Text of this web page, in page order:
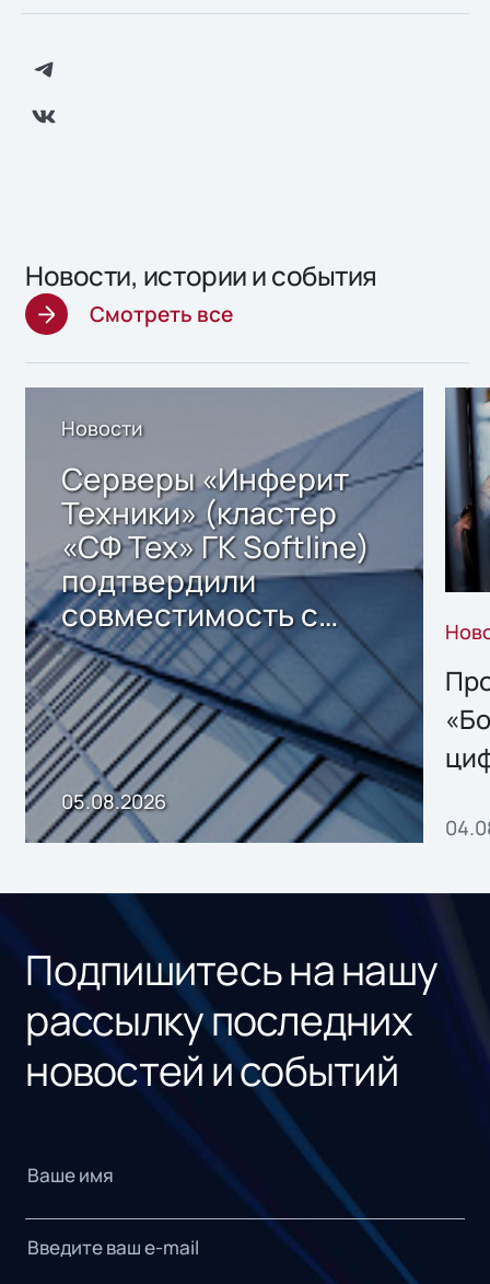
Новости, истории и события
Смотреть все
Новости
Серверы «Инферит
Техники» (кластер
«СФ Тех» ГК Softline)
подтвердили
совместимость с
решением Sharx
Storage 2.x для
хранения данных
05.08.2026
Подпишитесь на нашу
рассылку последних
новостей и событий